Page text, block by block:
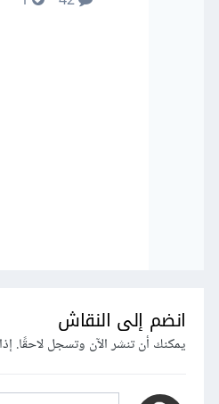
انضم إلى النقاش
يمكنك أن تنشر الآن وتسجل لاحقًا.